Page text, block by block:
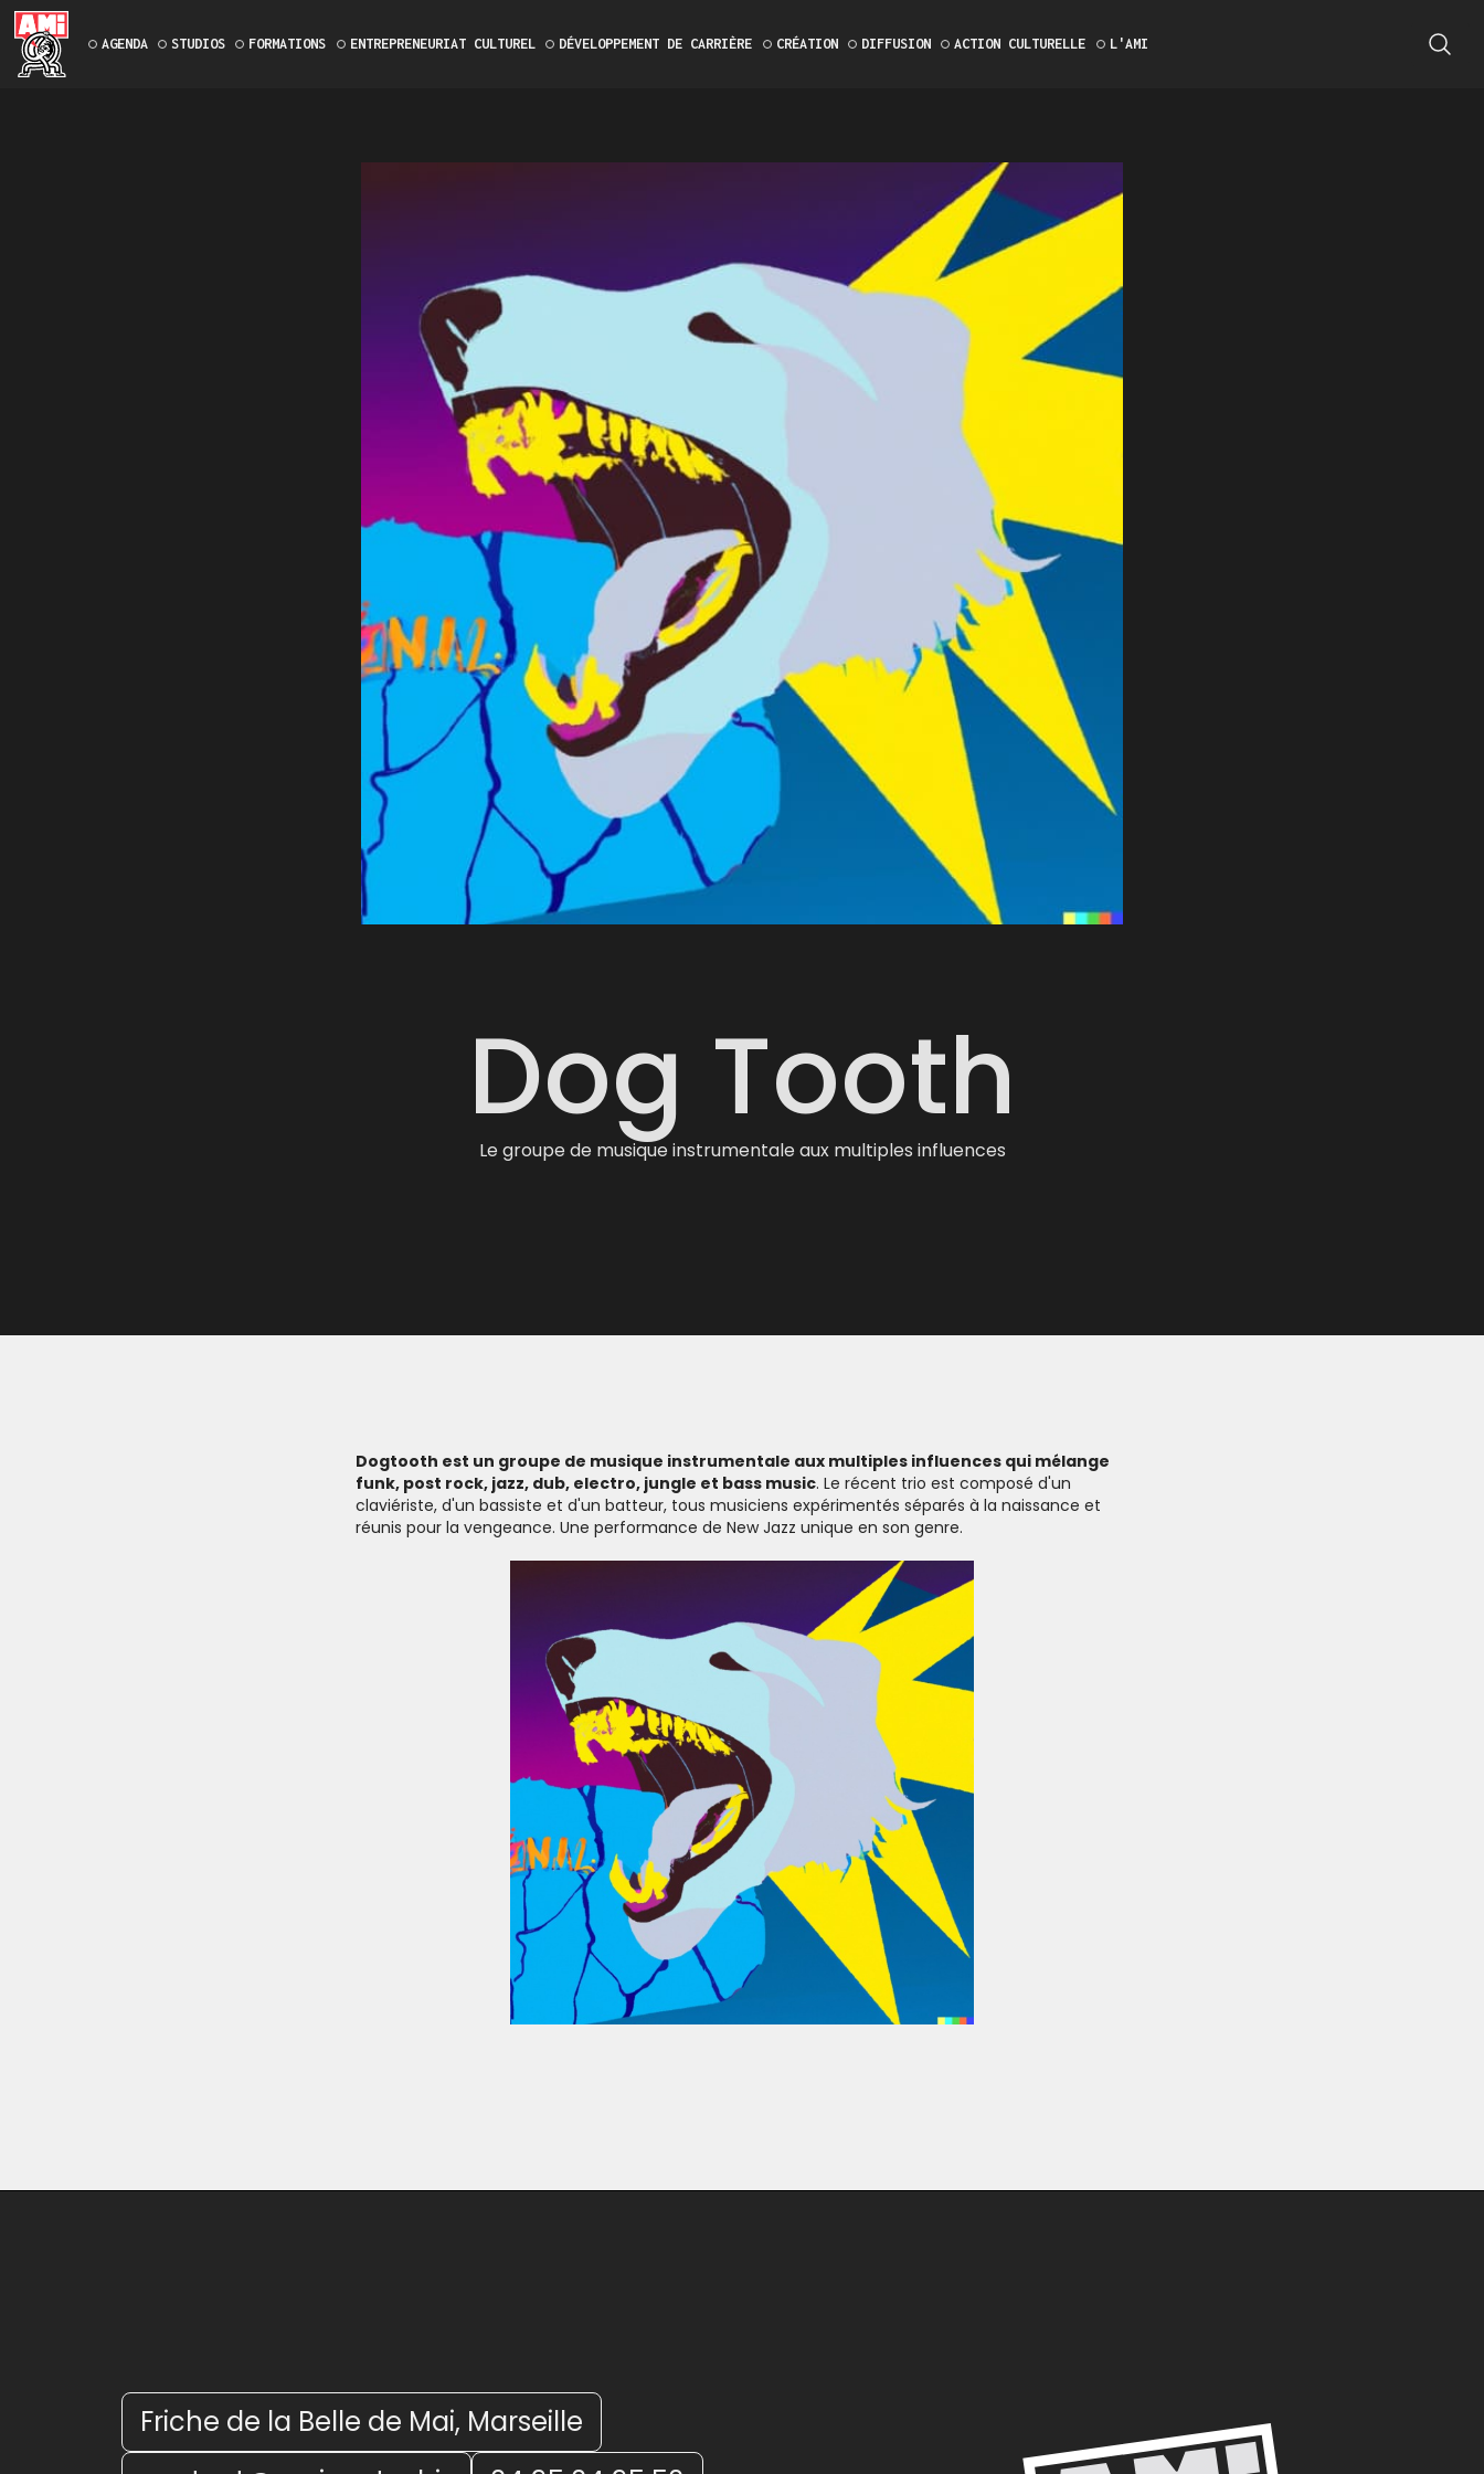
AGENDA STUDIOS FORMATIONS ENTREPRENEURIAT CULTUREL DÉVELOPPEMENT DE CARRIÈRE CRÉATION DIFFUSION ACTION CULTURELLE L'AMI
Dog Tooth
Le groupe de musique instrumentale aux multiples influences
Dogtooth est un groupe de musique instrumentale aux multiples influences qui mélange
funk, post rock, jazz, dub, electro, jungle et bass music. Le récent trio est composé d'un
claviériste, d'un bassiste et d'un batteur, tous musiciens expérimentés séparés à la naissance et
réunis pour la vengeance. Une performance de New Jazz unique en son genre.
Friche de la Belle de Mai, Marseille